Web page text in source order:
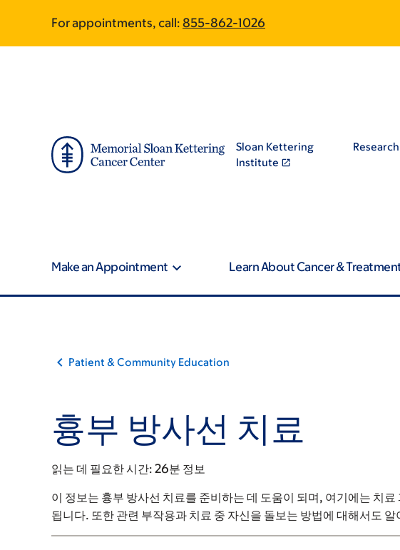
main
footer
For appointments, call: 855-862-1026
Sloan Kettering
Institute
Research
Make an Appointment Learn About Cancer &
Patient & Community Education
흉부 방사선 치료
읽는 데 필요한 시간: 26분 정보
이 정보는 흉부 방사선 치료를 준비하는 데 도움이 되며, 여기에는 치
됩니다. 또한 관련 부작용과 치료 중 자신을 돌보는 방법에 대해서도